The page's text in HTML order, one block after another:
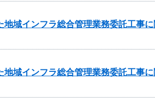
域インフラ総合管理業務委託工事
域インフラ総合管理業務委託工事